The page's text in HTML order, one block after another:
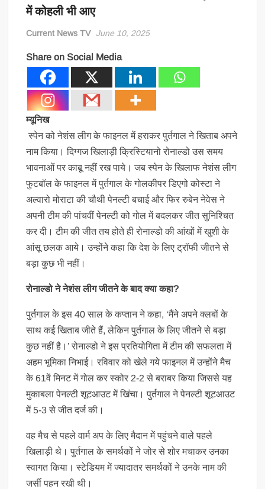
में कोहली भी आए
Current News TV June 10, 2025
Share on Social Media
म्यूनिख
स्पेन को नेशंस लीग के फाइनल में हराकर पुर्तगाल ने खिताब अपने
नाम किया। दिग्गज खिलाड़ी क्रिस्टियानो रोनाल्डो उस समय
भावनाओं पर काबू नहीं रख पाये। जब स्पेन के खिलाफ नेशंस लीग
फुटबॉल के फाइनल में पुर्तगाल के गोलकीपर डिएगो कोस्टा ने
अल्वारो मोराटा की चौथी पेनल्टी बचाई और फिर रुबेन नेवेस ने
अपनी टीम की पांचवीं पेनल्टी को गोल में बदलकर जीत सुनिश्चित
कर दी। टीम की जीत तय होते ही रोनाल्डो की आंखों में खुशी के
आंसू छलक आये। उन्होंने कहा कि देश के लिए ट्रॉफी जीतने से
बड़ा कुछ भी नहीं।
रोनाल्डो ने नेशंस लीग जीतने के बाद क्या कहा?
पुर्तगाल के इस 40 साल के कप्तान ने कहा, ‘मैंने अपने क्लबों के
साथ कई खिताब जीते हैं, लेकिन पुर्तगाल के लिए जीतने से बड़ा
कुछ नहीं है।’ रोनाल्डो ने इस प्रतियोगिता में टीम की सफलता में
अहम भूमिका निभाई। रविवार को खेले गये फाइनल में उन्होंने मैच
के 61वें मिनट में गोल कर स्कोर 2-2 से बराबर किया जिससे यह
मुकाबला पेनल्टी शूटआउट में खिंचा। पुर्तगाल ने पेनल्टी शूटआउट
में 5-3 से जीत दर्ज की।
वह मैच से पहले वार्म अप के लिए मैदान में पहुंचने वाले पहले
खिलाड़ी थे। पुर्तगाल के समर्थकों ने जोर से शोर मचाकर उनका
स्वागत किया। स्टेडियम में ज्यादातर समर्थकों ने उनके नाम की
जर्सी पहन रखी थी।